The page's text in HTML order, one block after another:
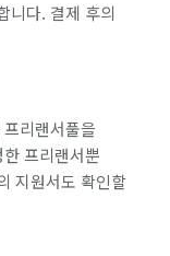
니다. 결제 후의
리랜서풀을
프리랜서뿐
지원서도 확인할